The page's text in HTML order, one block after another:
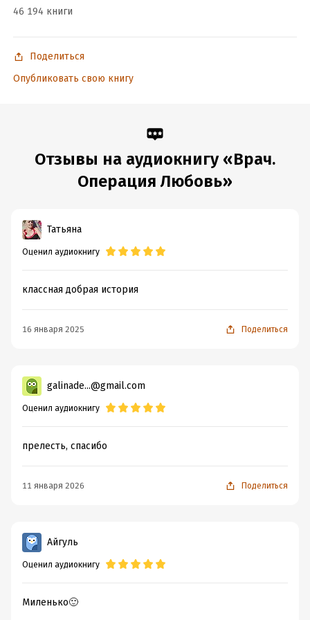
46 194 книги
Поделиться
Опубликовать свою книгу
Отзывы на аудиокнигу «Врач.
Операция Любовь»
Татьяна
Оценил аудиокнигу
классная добрая история
16 января 2025 Поделиться
galinade...@gmail.com
Оценил аудиокнигу
прелесть, спасибо
11 января 2026 Поделиться
Айгуль
Оценил аудиокнигу
Миленько🙂